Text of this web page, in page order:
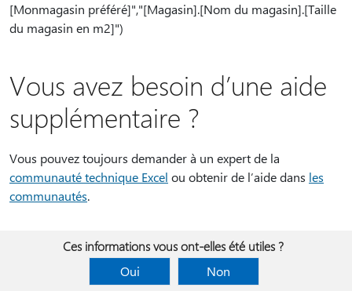
[Monmagasin préféré]","[Magasin].[Nom du magasin].[Taille
du magasin en m2]")
Vous avez besoin d’une aide
supplémentaire ?
Vous pouvez toujours demander à un expert de la
communauté technique Excel ou obtenir de l’aide dans les
communautés.
Ces informations vous ont-elles été utiles ?
Oui
Non